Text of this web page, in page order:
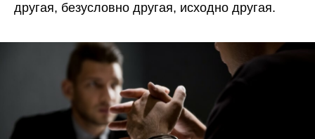
другая, безусловно другая, исходно другая.